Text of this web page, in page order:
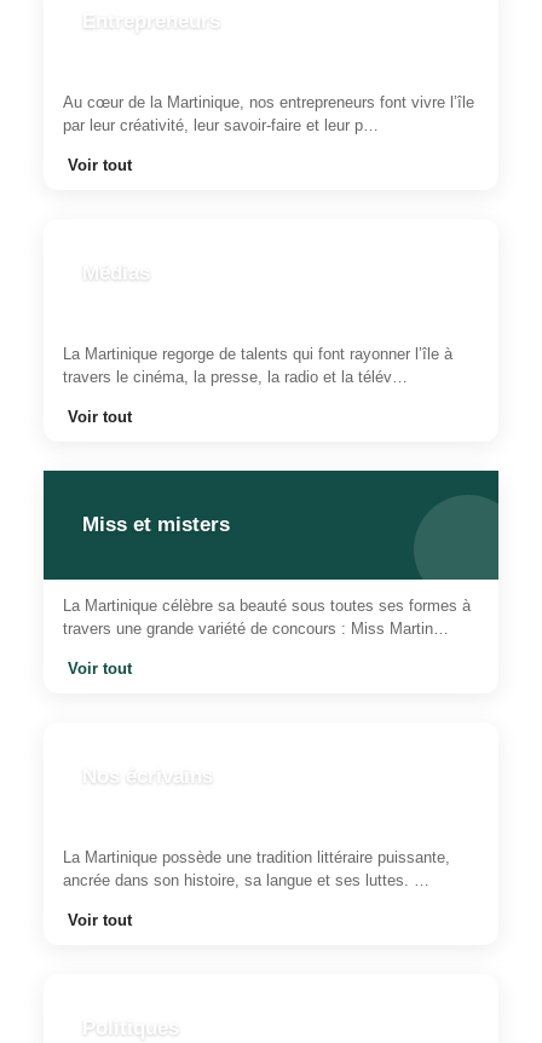
Entrepreneurs
Au cœur de la Martinique, nos entrepreneurs font vivre l’île
par leur créativité, leur savoir-faire et leur p…
Voir tout
Médias
La Martinique regorge de talents qui font rayonner l’île à
travers le cinéma, la presse, la radio et la télév…
Voir tout
Miss et misters
La Martinique célèbre sa beauté sous toutes ses formes à
travers une grande variété de concours : Miss Martin…
Voir tout
Nos écrivains
La Martinique possède une tradition littéraire puissante,
ancrée dans son histoire, sa langue et ses luttes. …
Voir tout
Politiques